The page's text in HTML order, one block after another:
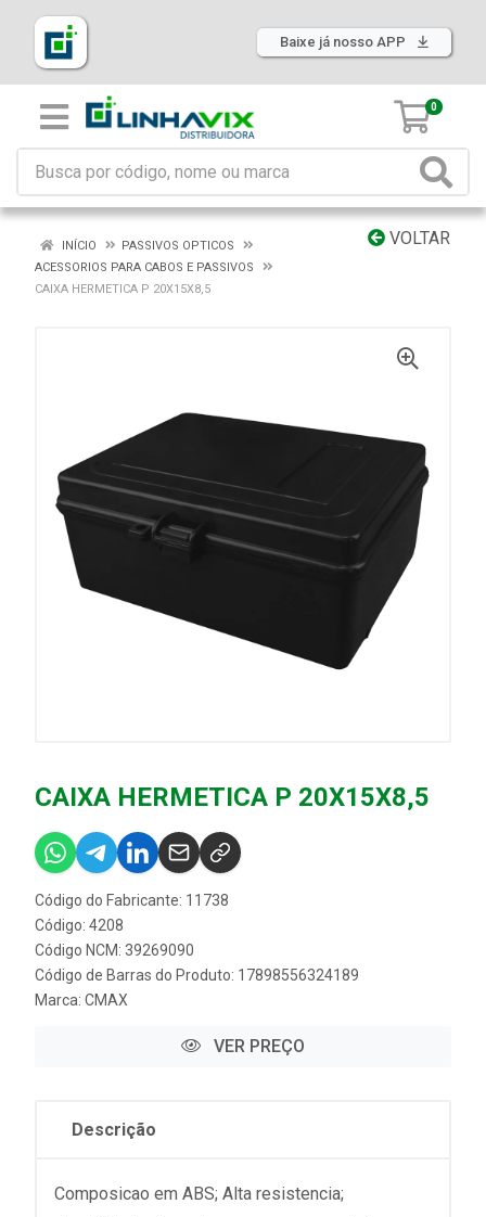
Baixe já nosso APP
0
VOLTAR
INÍCIO
PASSIVOS OPTICOS
ACESSORIOS PARA CABOS E PASSIVOS
CAIXA HERMETICA P 20X15X8,5
CAIXA HERMETICA P 20X15X8,5
Código do Fabricante: 11738
Código: 4208
Código NCM: 39269090
Código de Barras do Produto: 17898556324189
Marca: CMAX
VER PREÇO
Descrição
Composicao em ABS; Alta resistencia;